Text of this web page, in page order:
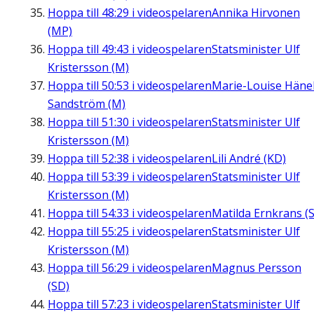
Hoppa till 48:29 i videospelarenAnnika Hirvonen
(MP)
Hoppa till 49:43 i videospelarenStatsminister Ulf
Kristersson (M)
Hoppa till 50:53 i videospelarenMarie-Louise
Sandström (M)
Hoppa till 51:30 i videospelarenStatsminister Ulf
Kristersson (M)
Hoppa till 52:38 i videospelarenLili André (KD)
Hoppa till 53:39 i videospelarenStatsminister Ulf
Kristersson (M)
Hoppa till 54:33 i videospelarenMatilda Ernkrans
Hoppa till 55:25 i videospelarenStatsminister Ulf
Kristersson (M)
Hoppa till 56:29 i videospelarenMagnus Persson
(SD)
Hoppa till 57:23 i videospelarenStatsminister Ulf